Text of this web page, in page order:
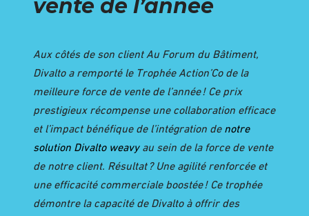
vente de l’année
Aux côtés de son clientAu Forum du Bâtiment,
Divalto aremporté le TrophéeAction’Code la
meilleure force de vente de l’année!Ce prix
prestigieux récompense une collaboration efficace
et l’impact bénéfiquede l’intégration de notre
solution Divalto weavy au sein de la force de vente
de notre client. Résultat? Une agilitérenforcéeet
une efficacité commerciale boostée !Ce trophée
démontre la capacité de Divalto à offrir des